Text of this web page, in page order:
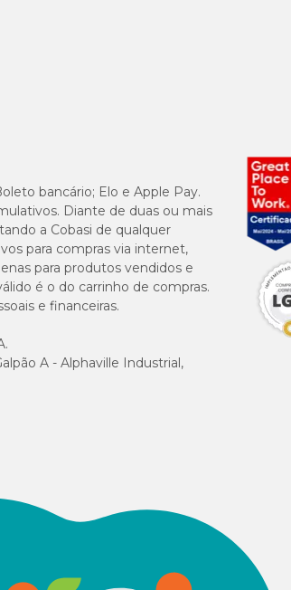
bancário; Elo e Apple Pay.
Diante de duas ou mais
a Cobasi de qualquer
para compras via internet,
para produtos vendidos e
é o do carrinho de compras.
e financeiras.
A - Alphaville Industrial,